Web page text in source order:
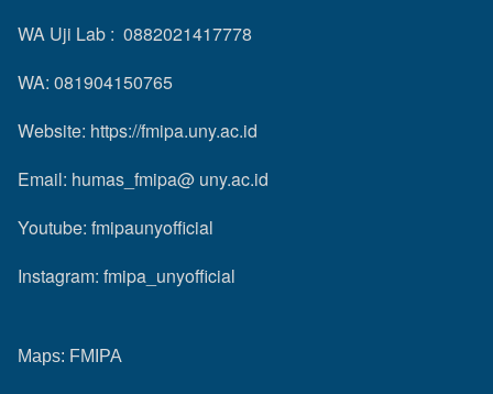
WA Uji Lab : 0882021417778
WA: 081904150765
Website: https://fmipa.uny.ac.id
Email: humas_fmipa@ uny.ac.id
Youtube: fmipaunyofficial
Instagram: fmipa_unyofficial
Maps: FMIPA